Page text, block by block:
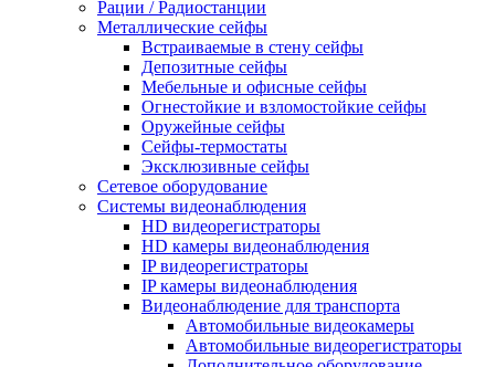
Рации / Радиостанции
Металлические сейфы
Встраиваемые в стену сейфы
Депозитные сейфы
Мебельные и офисные сейфы
Огнестойкие и взломостойкие сейфы
Оружейные сейфы
Сейфы-термостаты
Эксклюзивные сейфы
Сетевое оборудование
Системы видеонаблюдения
HD видеорегистраторы
HD камеры видеонаблюдения
IP видеорегистраторы
IP камеры видеонаблюдения
Видеонаблюдение для транспорта
Автомобильные видеокамеры
Автомобильные видеорегистраторы